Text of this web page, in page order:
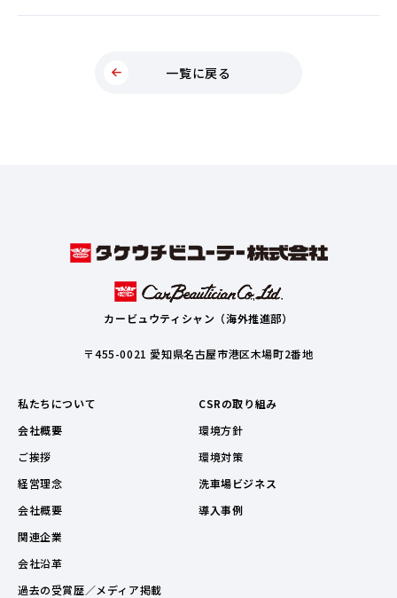
一覧に戻る
カービュウティシャン（海外推進部）
〒455-0021 愛知県名古屋市港区木場町2番地
私たちについて
会社概要
ご挨拶
経営理念
会社概要
関連企業
会社沿革
過去の受賞歴／メディア掲載
CSRの取り組み
環境方針
環境対策
洗車場ビジネス
導入事例